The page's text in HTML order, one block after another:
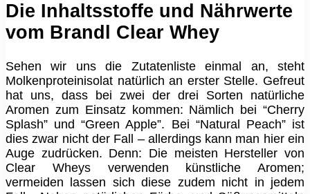
Die Inhaltsstoffe und Nährwerte
vom Brandl Clear Whey
Sehen wir uns die Zutatenliste einmal an, steht
Molkenproteinisolat natürlich an erster Stelle. Gefreut
hat uns, dass bei zwei der drei Sorten natürliche
Aromen zum Einsatz kommen: Nämlich bei “Cherry
Splash” und “Green Apple”. Bei “Natural Peach” ist
dies zwar nicht der Fall – allerdings kann man hier ein
Auge zudrücken. Denn: Die meisten Hersteller von
Clear Wheys verwenden künstliche Aromen;
vermeiden lassen sich diese zudem nicht in jedem